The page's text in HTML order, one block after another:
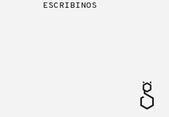
ESCRIBINOS